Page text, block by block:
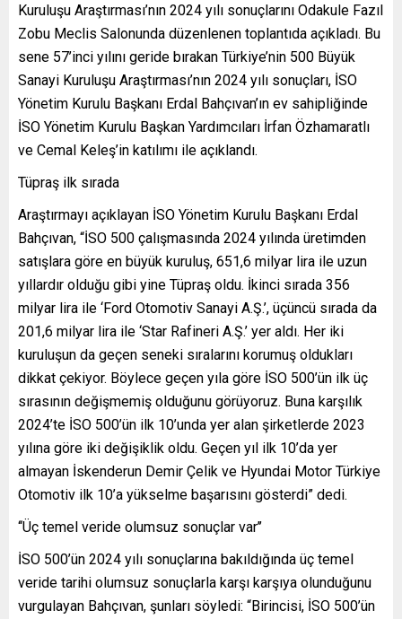
Kuruluşu Araştırması’nın 2024 yılı sonuçlarını Odakule Fazıl
Zobu Meclis Salonunda düzenlenen toplantıda açıkladı. Bu
sene 57’inci yılını geride bırakan Türkiye’nin 500 Büyük
Sanayi Kuruluşu Araştırması’nın 2024 yılı sonuçları, İSO
Yönetim Kurulu Başkanı Erdal Bahçıvan’ın ev sahipliğinde
İSO Yönetim Kurulu Başkan Yardımcıları İrfan Özhamaratlı
ve Cemal Keleş’in katılımı ile açıklandı.
Tüpraş ilk sırada
Araştırmayı açıklayan İSO Yönetim Kurulu Başkanı Erdal
Bahçıvan, “İSO 500 çalışmasında 2024 yılında üretimden
satışlara göre en büyük kuruluş, 651,6 milyar lira ile uzun
yıllardır olduğu gibi yine Tüpraş oldu. İkinci sırada 356
milyar lira ile ‘Ford Otomotiv Sanayi A.Ş.’, üçüncü sırada da
201,6 milyar lira ile ‘Star Rafineri A.Ş.’ yer aldı. Her iki
kuruluşun da geçen seneki sıralarını korumuş oldukları
dikkat çekiyor. Böylece geçen yıla göre İSO 500’ün ilk üç
sırasının değişmemiş olduğunu görüyoruz. Buna karşılık
2024’te İSO 500’ün ilk 10’unda yer alan şirketlerde 2023
yılına göre iki değişiklik oldu. Geçen yıl ilk 10’da yer
almayan İskenderun Demir Çelik ve Hyundai Motor Türkiye
Otomotiv ilk 10’a yükselme başarısını gösterdi” dedi.
‘‘Üç temel veride olumsuz sonuçlar var’’
İSO 500’ün 2024 yılı sonuçlarına bakıldığında üç temel
veride tarihi olumsuz sonuçlarla karşı karşıya olunduğunu
vurgulayan Bahçıvan, şunları söyledi: “Birincisi, İSO 500’ün